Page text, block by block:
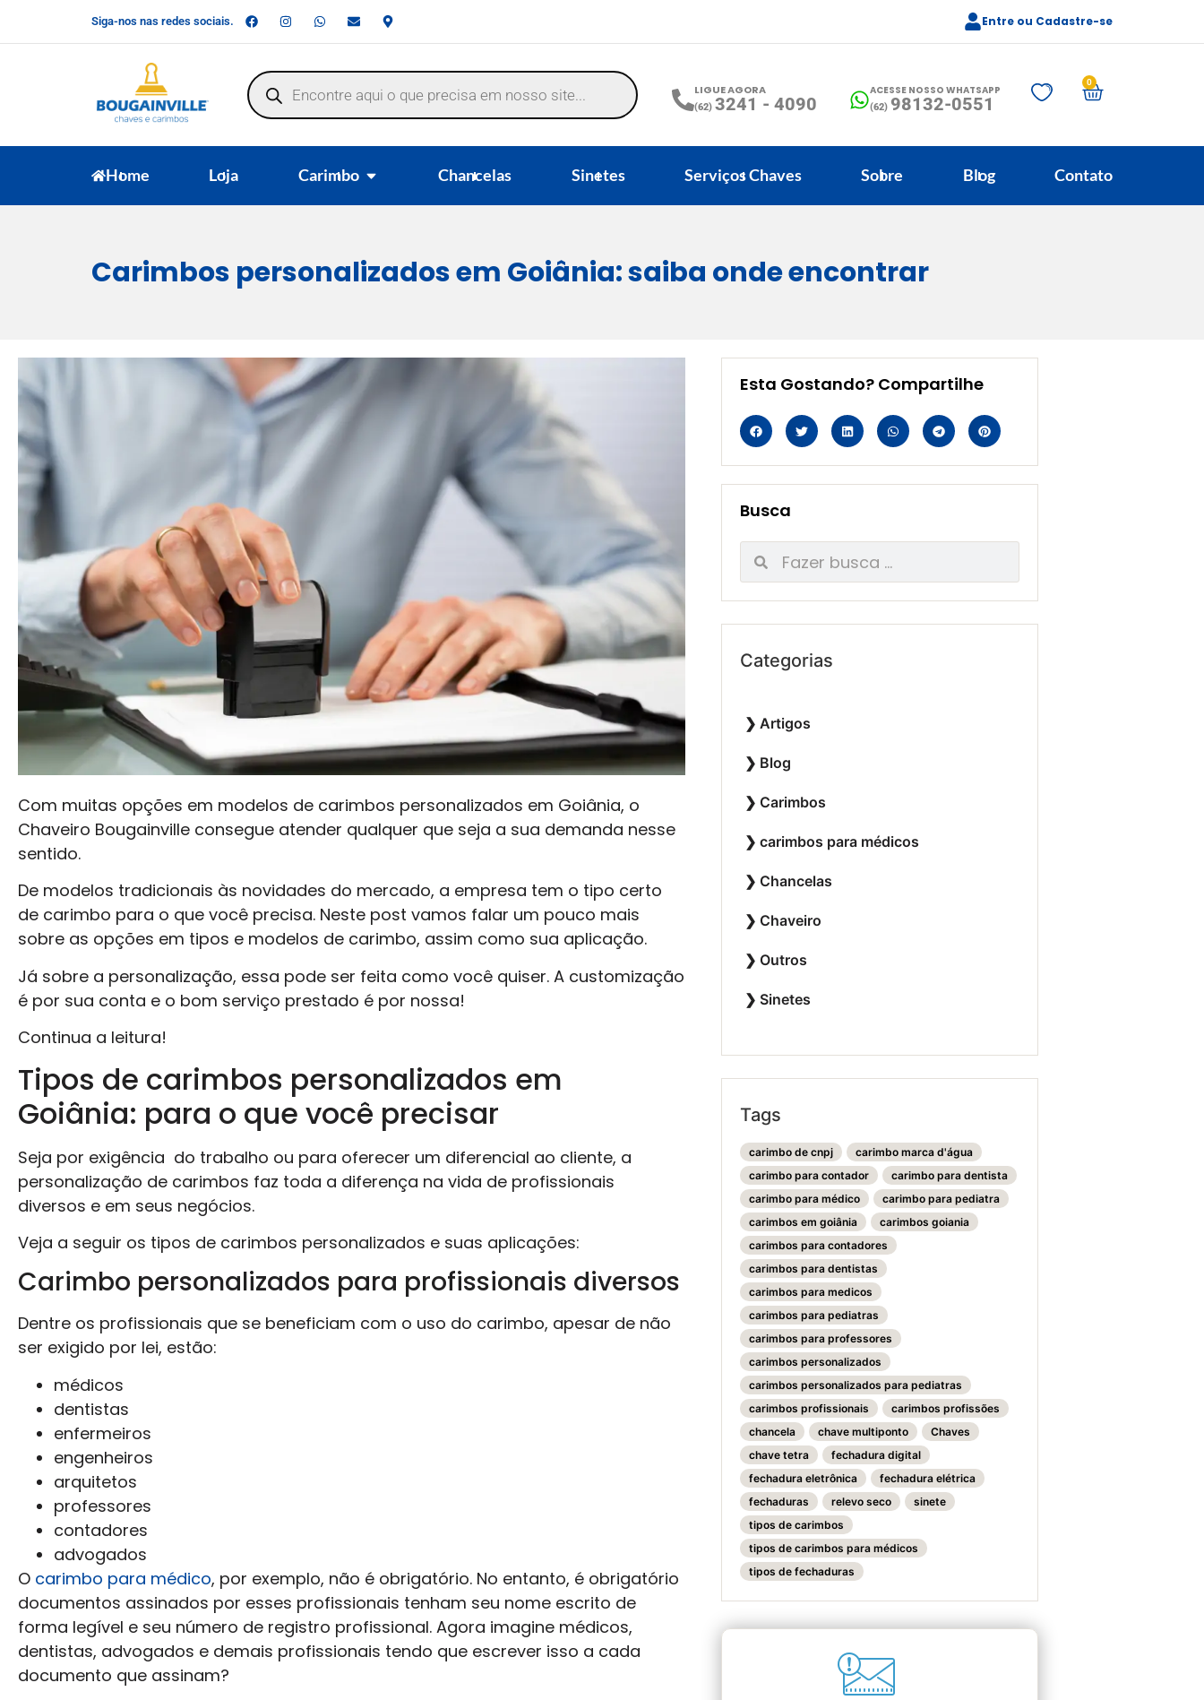
Siga-nos nas redes sociais. Entre ou Cadastre-se
LIGUE AGORA
(62) 3241 - 4090
ACESSE NOSSO WHATSAPP
(62) 98132-0551
0
Home Loja Carimbo Chancelas Sinetes Serviços Chaves Sobre Blog Contato
Carimbos personalizados em Goiânia: saiba onde encontrar
Com muitas opções em modelos de carimbos personalizados em Goiânia, o
Chaveiro Bougainville consegue atender qualquer que seja a sua demanda nesse
sentido.
De modelos tradicionais às novidades do mercado, a empresa tem o tipo certo
de carimbo para o que você precisa. Neste post vamos falar um pouco mais
sobre as opções em tipos e modelos de carimbo, assim como sua aplicação.
Já sobre a personalização, essa pode ser feita como você quiser. A customização
é por sua conta e o bom serviço prestado é por nossa!
Continua a leitura!
Tipos de carimbos personalizados em
Goiânia: para o que você precisar
Seja por exigência do trabalho ou para oferecer um diferencial ao cliente, a
personalização de carimbos faz toda a diferença na vida de profissionais
diversos e em seus negócios.
Veja a seguir os tipos de carimbos personalizados e suas aplicações:
Carimbo personalizados para profissionais diversos
Dentre os profissionais que se beneficiam com o uso do carimbo, apesar de não
ser exigido por lei, estão:
médicos
dentistas
enfermeiros
engenheiros
arquitetos
professores
contadores
advogados
O carimbo para médico, por exemplo, não é obrigatório. No entanto, é obrigatório
documentos assinados por esses profissionais tenham seu nome escrito de
forma legível e seu número de registro profissional. Agora imagine médicos,
dentistas, advogados e demais profissionais tendo que escrever isso a cada
documento que assinam?
Esta Gostando? Compartilhe
Busca
Categorias
Artigos
Blog
Carimbos
carimbos para médicos
Chancelas
Chaveiro
Outros
Sinetes
Tags
carimbo de cnpj
carimbo marca d'água
carimbo para contador
carimbo para dentista
carimbo para médico
carimbo para pediatra
carimbos em goiânia
carimbos goiania
carimbos para contadores
carimbos para dentistas
carimbos para medicos
carimbos para pediatras
carimbos para professores
carimbos personalizados
carimbos personalizados para pediatras
carimbos profissionais
carimbos profissões
chancela
chave multiponto
Chaves
chave tetra
fechadura digital
fechadura eletrônica
fechadura elétrica
fechaduras
relevo seco
sinete
tipos de carimbos
tipos de carimbos para médicos
tipos de fechaduras